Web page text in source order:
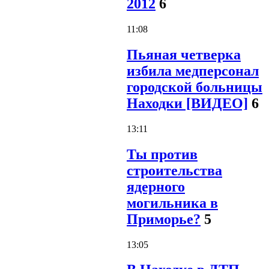
2012 6
11:08
Пьяная четверка
избила медперсонал
городской больницы
Находки [ВИДЕО] 6
13:11
Ты против
строительства
ядерного
могильника в
Приморье? 5
13:05